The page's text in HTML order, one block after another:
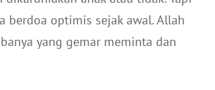
berdoa optimis sejak awal. Allah
yang gemar meminta dan